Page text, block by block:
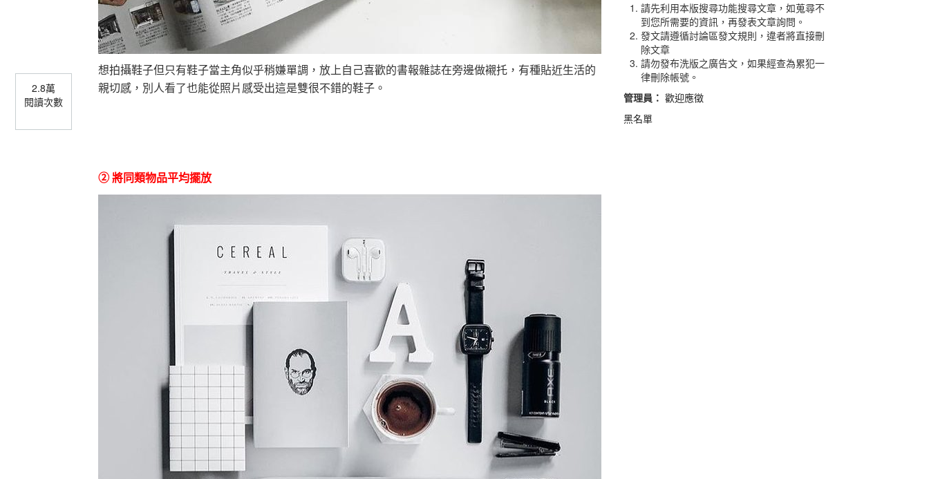
2.8萬
閱讀次數
想拍攝鞋子但只有鞋子當主角似乎稍嫌單調，放上自己喜歡的書報雜誌在旁邊做襯托，有種貼近生活的
親切感，別人看了也能從照片感受出這是雙很不錯的鞋子。
② 將同類物品平均擺放
請先利用本版搜尋功能搜尋文章，如蒐尋不
到您所需要的資訊，再發表文章詢問。
發文請遵循討論區發文規則，違者將直接刪
除文章
請勿發布洗版之廣告文，如果經查為累犯一
律刪除帳號。
管理員： 歡迎應徵
黑名單